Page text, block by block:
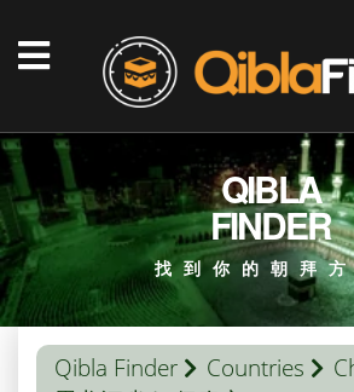
QIBLA
FINDER
找到你的朝拜
Qibla Finder Countries